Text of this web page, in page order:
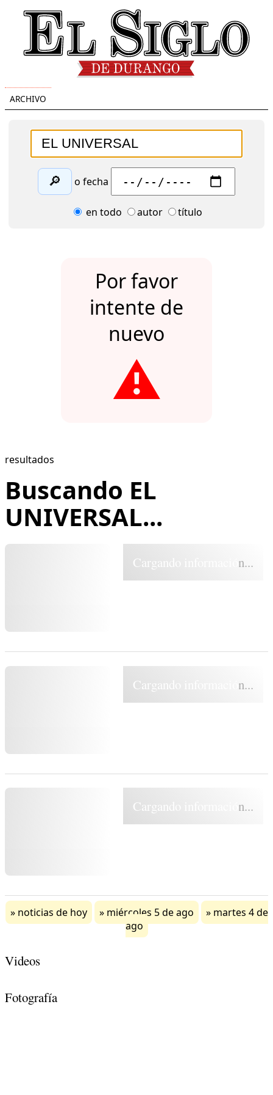
ARCHIVO
🔎 o fecha
en todo autor título
Por favor
intente de
nuevo
⚠️
resultados
Buscando EL
UNIVERSAL...
Cargando información...
Cargando información...
Cargando información...
noticias de hoy miércoles 5 de ago
martes 4 de
ago
Videos
Fotografía